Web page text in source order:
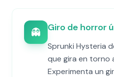
👻 Giro de horror
Sprunki Hysteria
que gira en torno
Experimenta un